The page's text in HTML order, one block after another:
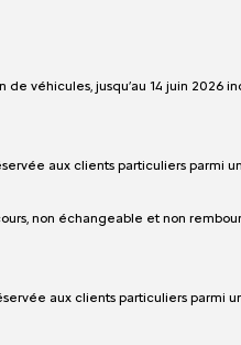
véhicules, jusqu’au 14 juin 2026
aux clients particuliers parmi
non échangeable et non
aux clients particuliers parmi